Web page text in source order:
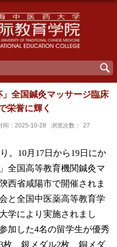
全国鍼灸マッサージ臨床
栄誉に輝く
间：2025-10-28 浏览次数： 27
。10月17日から19日にか
全国高等教育機関鍼灸マ
西省咸陽市で開催されま
と全国中医薬高等教育学
学により実施されまし
加した4名の留学生が優秀
、銀メダル2枚、銅メダ